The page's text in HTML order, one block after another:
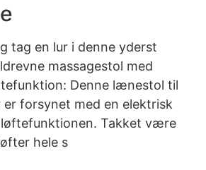
tag en lur i denne yderst
massagestol med
Denne lænestol til
forsynet med en elektrisk
Takket være
hele s